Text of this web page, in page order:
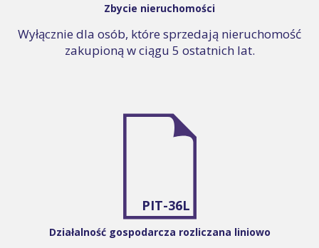
Zbycie nieruchomości
Wyłącznie dla osób, które sprzedają nieruchomość
zakupioną w ciągu 5 ostatnich lat.
PIT-36L
Działalność gospodarcza rozliczana liniowo